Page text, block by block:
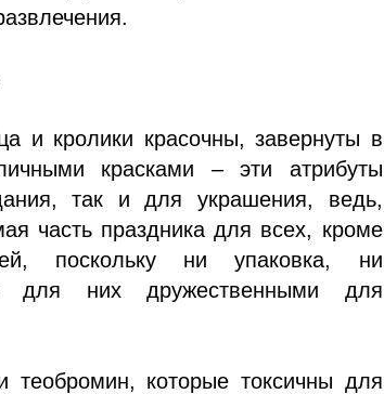
и кролики красочны, завернуты в
красками – эти атрибуты
так и для украшения, ведь,
часть праздника для всех, кроме
поскольку ни упаковка, ни
для них дружественными для
которые токсичны для